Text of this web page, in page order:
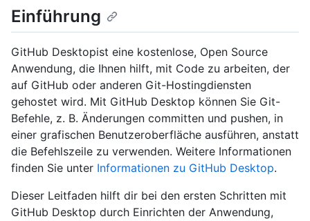
Einführung
GitHub Desktopist eine kostenlose, Open Source
Anwendung, die Ihnen hilft, mit Code zu arbeiten, der
auf GitHub oder anderen Git-Hostingdiensten
gehostet wird. Mit GitHub Desktop können Sie Git-
Befehle, z. B. Änderungen committen und pushen, in
einer grafischen Benutzeroberfläche ausführen, anstatt
die Befehlszeile zu verwenden. Weitere Informationen
finden Sie unter Informationen zu GitHub Desktop.
Dieser Leitfaden hilft dir bei den ersten Schritten mit
GitHub Desktop durch Einrichten der Anwendung,